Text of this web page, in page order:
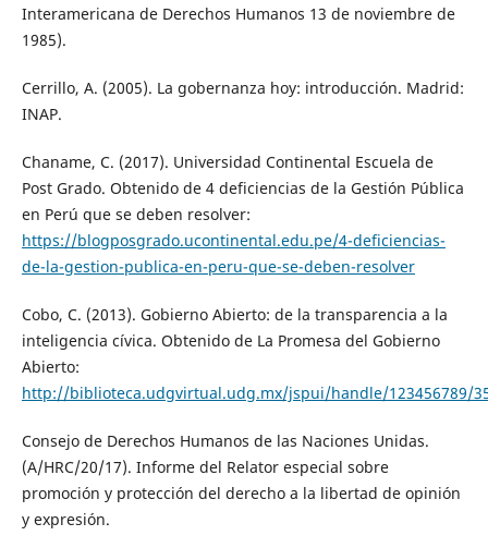
Interamericana de Derechos Humanos 13 de noviembre de
1985).
Cerrillo, A. (2005). La gobernanza hoy: introducción. Madrid:
INAP.
Chaname, C. (2017). Universidad Continental Escuela de
Post Grado. Obtenido de 4 deficiencias de la Gestión Pública
en Perú que se deben resolver:
https://blogposgrado.ucontinental.edu.pe/4-deficiencias-
de-la-gestion-publica-en-peru-que-se-deben-resolver
Cobo, C. (2013). Gobierno Abierto: de la transparencia a la
inteligencia cívica. Obtenido de La Promesa del Gobierno
Abierto:
http://biblioteca.udgvirtual.udg.mx/jspui/handle/123456789/
Consejo de Derechos Humanos de las Naciones Unidas.
(A/HRC/20/17). Informe del Relator especial sobre
promoción y protección del derecho a la libertad de opinión
y expresión.